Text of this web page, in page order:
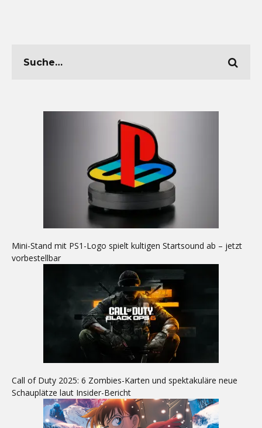
Mini-Stand mit PS1-Logo spielt kultigen Startsound ab – jetzt
vorbestellbar
Call of Duty 2025: 6 Zombies-Karten und spektakuläre neue
Schauplätze laut Insider-Bericht